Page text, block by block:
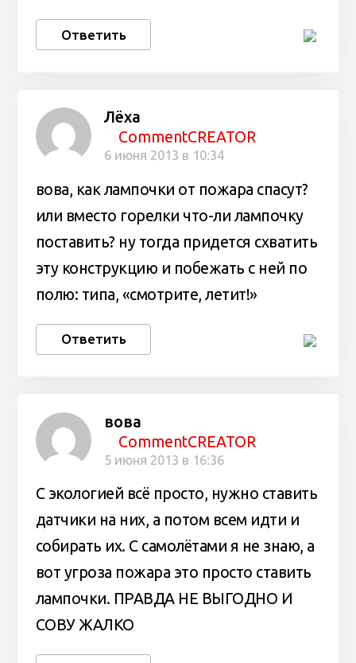
Ответить
Лёха
CommentCREATOR
6 июня 2013 в 10:34
вова, как лампочки от пожара спасут?
или вместо горелки что-ли лампочку
поставить? ну тогда придется схватить
эту конструкцию и побежать с ней по
полю: типа, «смотрите, летит!»
Ответить
вова
CommentCREATOR
5 июня 2013 в 16:36
С экологией всё просто, нужно ставить
датчики на них, а потом всем идти и
собирать их. С самолётами я не знаю, а
вот угроза пожара это просто ставить
лампочки. ПРАВДА НЕ ВЫГОДНО И
СОВУ ЖАЛКО